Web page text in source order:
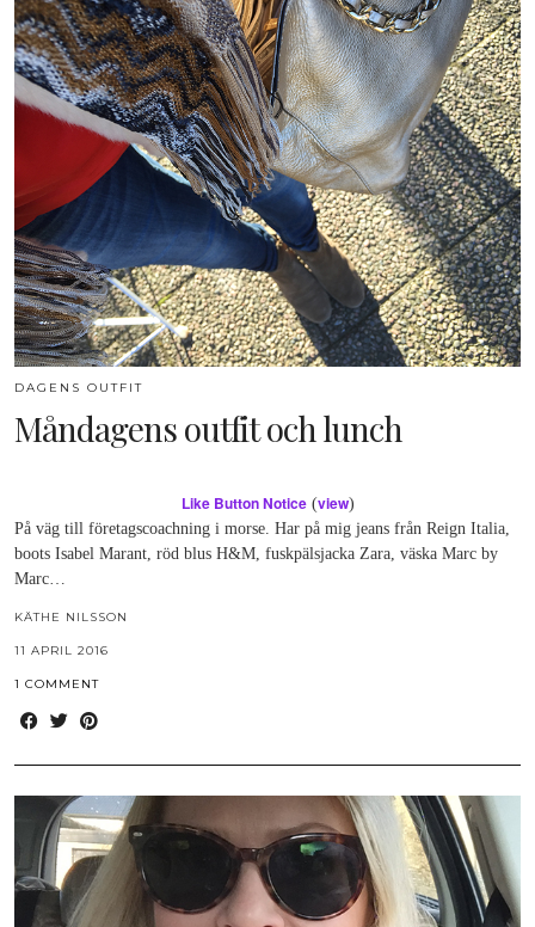
DAGENS OUTFIT
Måndagens outfit och lunch
Like Button Notice(view)
På väg till företagscoachning i morse. Har på mig jeans från Reign Italia,
boots Isabel Marant, röd blus H&M, fuskpälsjacka Zara, väska Marc by
Marc…
KÄTHE NILSSON
11 APRIL 2016
1 COMMENT